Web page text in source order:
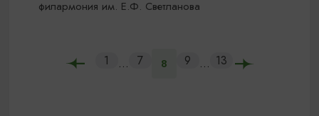
филармония им. Е.Ф. Светланова
1 ... 7 8 9 ... 13